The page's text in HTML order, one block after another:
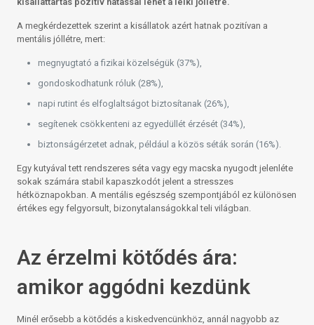
A megkérdezettek szerint a kisállatok azért hatnak pozitívan a
mentális jóllétre, mert:
megnyugtató a fizikai közelségük (37%),
gondoskodhatunk róluk (28%),
napi rutint és elfoglaltságot biztosítanak (26%),
segítenek csökkenteni az egyedüllét érzését (34%),
biztonságérzetet adnak, például a közös séták során (16%).
Egy kutyával tett rendszeres séta vagy egy macska nyugodt jelenléte
sokak számára stabil kapaszkodót jelent a stresszes
hétköznapokban. A mentális egészség szempontjából ez különösen
értékes egy felgyorsult, bizonytalanságokkal teli világban.
Az érzelmi kötődés ára:
amikor aggódni kezdünk
Minél erősebb a kötődés a kiskedvencünkhöz, annál nagyobb az